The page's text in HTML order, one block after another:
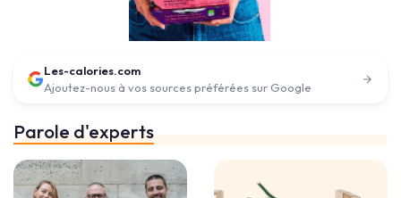
Les-calories.com
Ajoutez-nous à vos sources préférées sur Google
Parole d'experts